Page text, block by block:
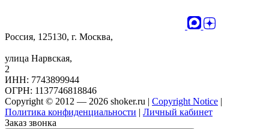
Россия, 125130, г. Москва,
улица Нарвская,
2
ИНН: 7743899944
ОГРН: 1137746818846
Copyright © 2012 — 2026 shoker.ru | Copyright Notice |
Политика конфиденциальности | Личный кабинет
Заказ звонка